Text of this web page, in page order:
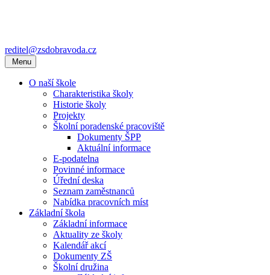
reditel@zsdobravoda.cz
Menu
O naší škole
Charakteristika školy
Historie školy
Projekty
Školní poradenské pracoviště
Dokumenty ŠPP
Aktuální informace
E-podatelna
Povinné informace
Úřední deska
Seznam zaměstnanců
Nabídka pracovních míst
Základní škola
Základní informace
Aktuality ze školy
Kalendář akcí
Dokumenty ZŠ
Školní družina